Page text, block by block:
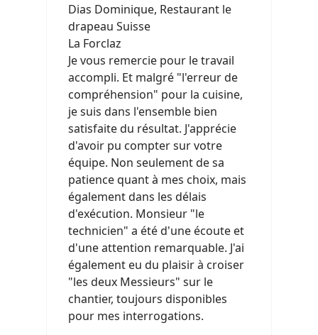
Dias Dominique, Restaurant le
drapeau Suisse
La Forclaz
Je vous remercie pour le travail
accompli. Et malgré "l'erreur de
compréhension" pour la cuisine,
je suis dans l'ensemble bien
satisfaite du résultat. J'apprécie
d'avoir pu compter sur votre
équipe. Non seulement de sa
patience quant à mes choix, mais
également dans les délais
d'exécution. Monsieur "le
technicien" a été d'une écoute et
d'une attention remarquable. J'ai
également eu du plaisir à croiser
"les deux Messieurs" sur le
chantier, toujours disponibles
pour mes interrogations.